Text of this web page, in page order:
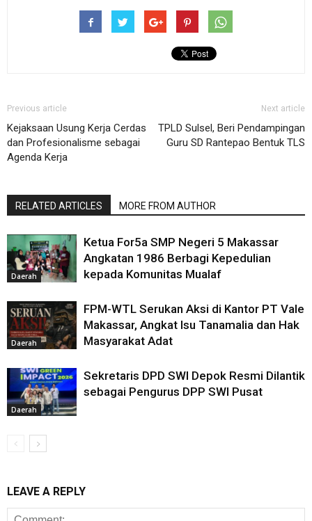
Previous article
Kejaksaan Usung Kerja Cerdas
dan Profesionalisme sebagai
Agenda Kerja
Next article
TPLD Sulsel, Beri Pendampingan
Guru SD Rantepao Bentuk TLS
RELATED ARTICLES MORE FROM AUTHOR
Daerah
Ketua For5a SMP Negeri 5 Makassar
Angkatan 1986 Berbagi Kepedulian
kepada Komunitas Mualaf
Daerah
FPM-WTL Serukan Aksi di Kantor PT Vale
Makassar, Angkat Isu Tanamalia dan Hak
Masyarakat Adat
Daerah
Sekretaris DPD SWI Depok Resmi Dilantik
sebagai Pengurus DPP SWI Pusat
LEAVE A REPLY